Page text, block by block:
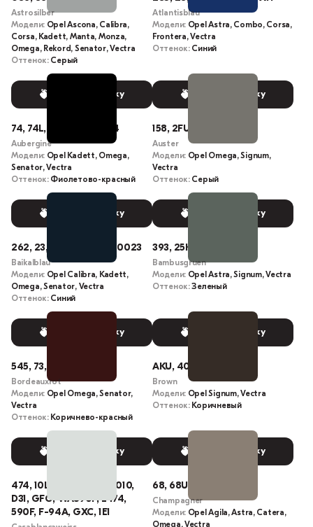
Astrosilber
Модели: Opel Ascona, Calibra,
Corsa, Kadett, Manta, Monza,
Omega, Rekord, Senator, Vectra
Оттенок: Серый
Выбрать краску
Atlantisblau
Модели: Opel Astra, Combo, Corsa,
Frontera, Vectra
Оттенок: Синий
Выбрать краску
74, 74L, 544, 074, 0074
Aubergine
Модели: Opel Kadett, Omega,
Senator, Vectra
Оттенок: Фиолетово-красный
Выбрать краску
158, 2FU, 0158, 14K
Auster
Модели: Opel Omega, Signum,
Vectra
Оттенок: Серый
Выбрать краску
262, 23, 23U, 023, 23L, 0023
Baikalblau
Модели: Opel Calibra, Kadett,
Omega, Senator, Vectra
Оттенок: Синий
Выбрать краску
393, 25K, 3LU
Bambusgruen
Модели: Opel Astra, Signum, Vectra
Оттенок:Зеленый
Выбрать краску
545, 73, 73L, 073, 0073
Bordeauxrot
Модели: Opel Omega, Senator,
Vectra
Оттенок: Коричнево-красный
Выбрать краску
AKU, 40P, L-40P
Brown
Модели: Opel Signum, Vectra
Оттенок: Коричневый
Выбрать краску
474, 10L, 10U, 10, GFQ, 010,
D31, GFO, WA590F, L474,
590F, F-94A, GXC, 1E1
68, 68U, 068, 489, 68L
Champagner
Модели: Opel Agila, Astra, Catera,
Omega, Vectra